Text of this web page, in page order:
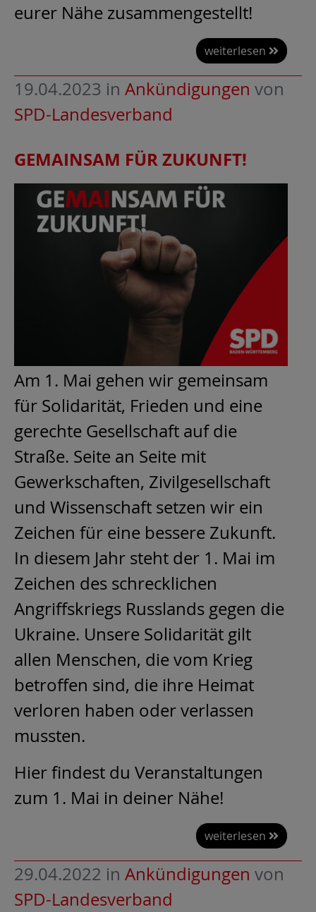
eurer Nähe zusammengestellt!
weiterlesen
19.04.2023 in Ankündigungen von
SPD-Landesverband
GEMAINSAM FÜR ZUKUNFT!
Am 1. Mai gehen wir gemeinsam
für Solidarität, Frieden und eine
gerechte Gesellschaft auf die
Straße. Seite an Seite mit
Gewerkschaften, Zivilgesellschaft
und Wissenschaft setzen wir ein
Zeichen für eine bessere Zukunft.
In diesem Jahr steht der 1. Mai im
Zeichen des schrecklichen
Angriffskriegs Russlands gegen die
Ukraine. Unsere Solidarität gilt
allen Menschen, die vom Krieg
betroffen sind, die ihre Heimat
verloren haben oder verlassen
mussten.
Hier findest du Veranstaltungen
zum 1. Mai in deiner Nähe!
weiterlesen
29.04.2022 in Ankündigungen von
SPD-Landesverband